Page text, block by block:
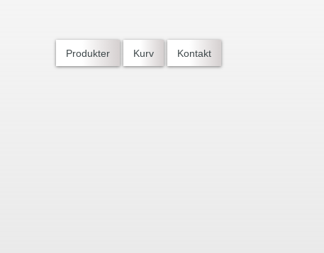
Produkter Kurv Kontakt